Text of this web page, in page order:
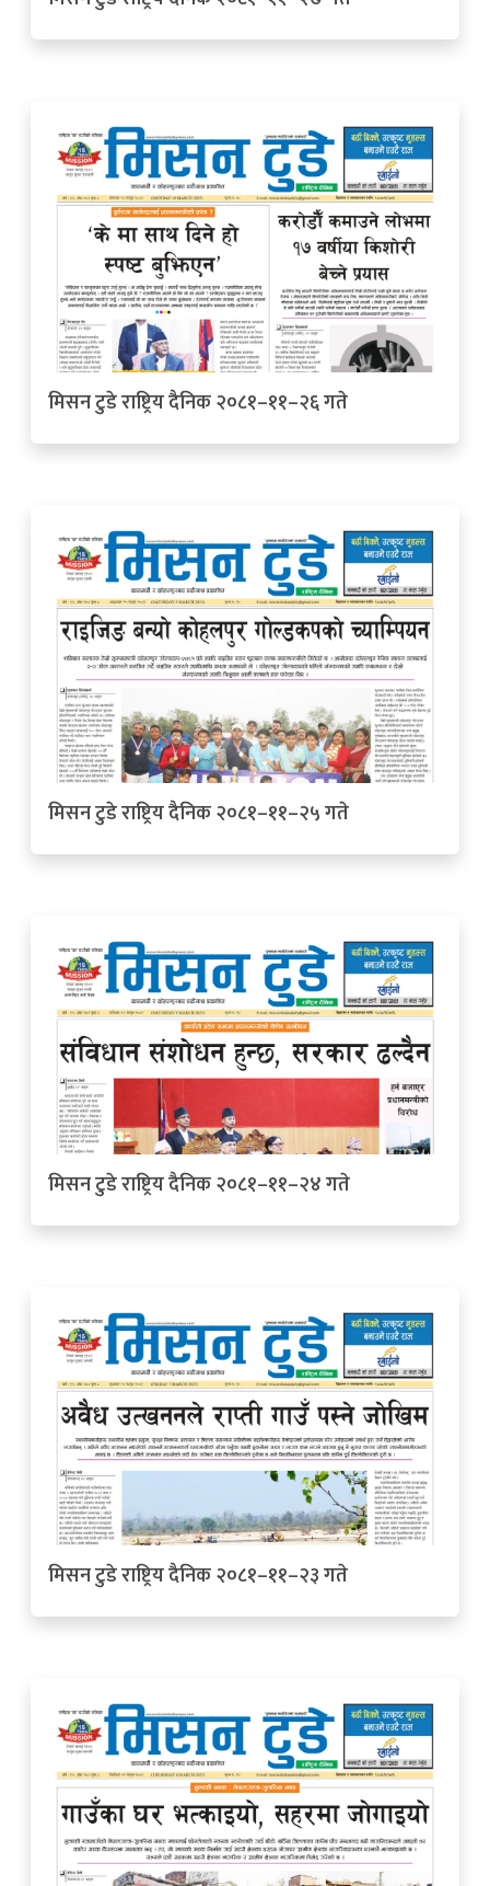
मिसन टुडे राष्ट्रिय दैनिक २०८१–११–२६ गते
मिसन टुडे राष्ट्रिय दैनिक २०८१–११–२५ गते
मिसन टुडे राष्ट्रिय दैनिक २०८१–११–२४ गते
मिसन टुडे राष्ट्रिय दैनिक २०८१–११–२३ गते